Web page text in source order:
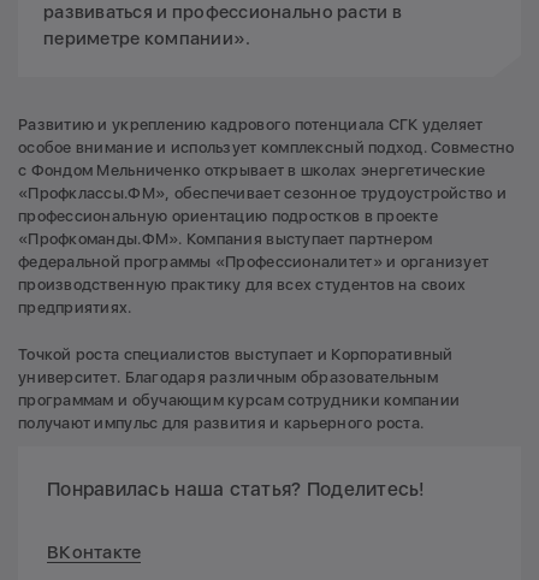
развиваться и профессионально расти в
периметре компании».
Развитию и укреплению кадрового потенциала СГК уделяет
особое внимание и использует комплексный подход. Совместно
с Фондом Мельниченко открывает в школах энергетические
«Профклассы.ФМ», обеспечивает сезонное трудоустройство и
профессиональную ориентацию подростков в проекте
«Профкоманды.ФМ». Компания выступает партнером
федеральной программы «Профессионалитет» и организует
производственную практику для всех студентов на своих
предприятиях.
Точкой роста специалистов выступает и Корпоративный
университет. Благодаря различным образовательным
программам и обучающим курсам сотрудники компании
получают импульс для развития и карьерного роста.
Понравилась наша статья? Поделитесь!
ВКонтакте